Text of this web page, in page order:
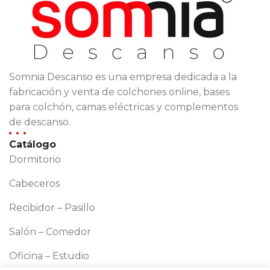
Somnia Descanso es una empresa dedicada a la
fabricación y venta de colchones online, bases
para colchón, camas eléctricas y complementos
de descanso.
Catálogo
Dormitorio
Cabeceros
Recibidor – Pasillo
Salón – Comedor
Oficina – Estudio